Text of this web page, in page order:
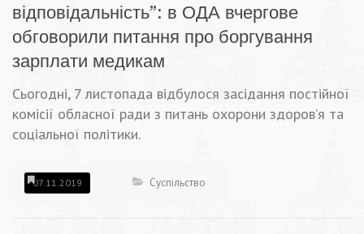
відповідальність”: в ОДА вчергове
обговорили питання про боргування
зарплати медикам
Сьогодні, 7 листопада відбулося засідання постійної
комісії обласної ради з питань охорони здоров’я та
соціальної політики.
07.11.2019 Суспільство